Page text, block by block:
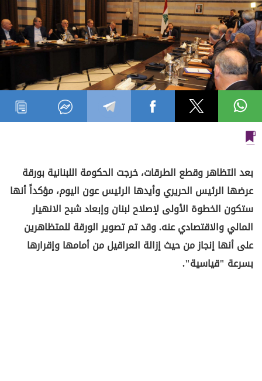
بعد التظاهر وقطع الطرقات، خرجت الحكومة اللبنانية بورقة
عرضها الرئيس الحريري وأيدها الرئيس عون اليوم، مؤكداً أنها
ستكون الخطوة الأولى لإصلاح لبنان وإبعاد شبح الانهيار
المالي والاقتصادي عنه. وقد تم تصوير الورقة للمتظاهرين
على أنها إنجاز من حيث إزالة العراقيل من أمامها وإقرارها
بسرعة "قياسية".